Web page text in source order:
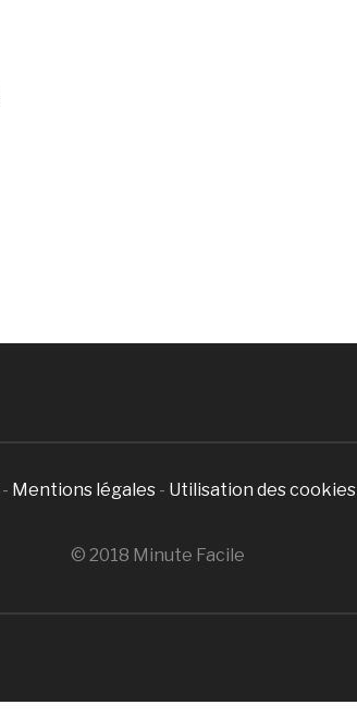
- Mentions légales - Utilisation des cookies
© 2018 Minute Facile